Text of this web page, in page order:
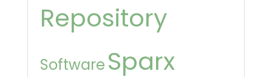
Repository
Software Sparx